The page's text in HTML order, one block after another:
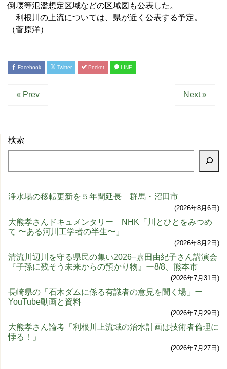
倒壊等氾濫想定区域などの区域図も公表した。
利根川の上流については、県が近く公表する予定。
（菅原洋）
Facebook Twitter Pocket LINE
« Prev Next »
検索
浄水場の移転更新を５年間延長 群馬・沼田市
2026年8月6日
大熊孝さんドキュメンタリー NHK「川とひとをみつめ
て 〜ある河川工学者の半生〜」
2026年8月2日
清流川辺川を守る県民の集い2026−嘉田由紀子さん講演会
『子孫に残そう未来からの預かり物』ー8/8、熊本市
2026年7月31日
長崎県の「石木ダムに係る有識者の意見を聞く場」ー
YouTube動画と資料
2026年7月29日
大熊孝さん論考「利根川上流域の治水計画は技術者倫理に
悖る！」
2026年7月27日